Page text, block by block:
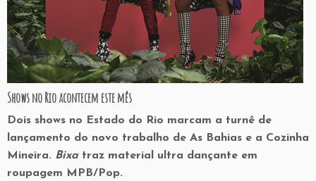
Shows no Rio acontecem este mês
Dois shows no Estado do Rio marcam a turnê de
lançamento do novo trabalho de As Bahias e a Cozinha
Mineira. Bixatraz material ultra dançante em
roupagem MPB/Pop.